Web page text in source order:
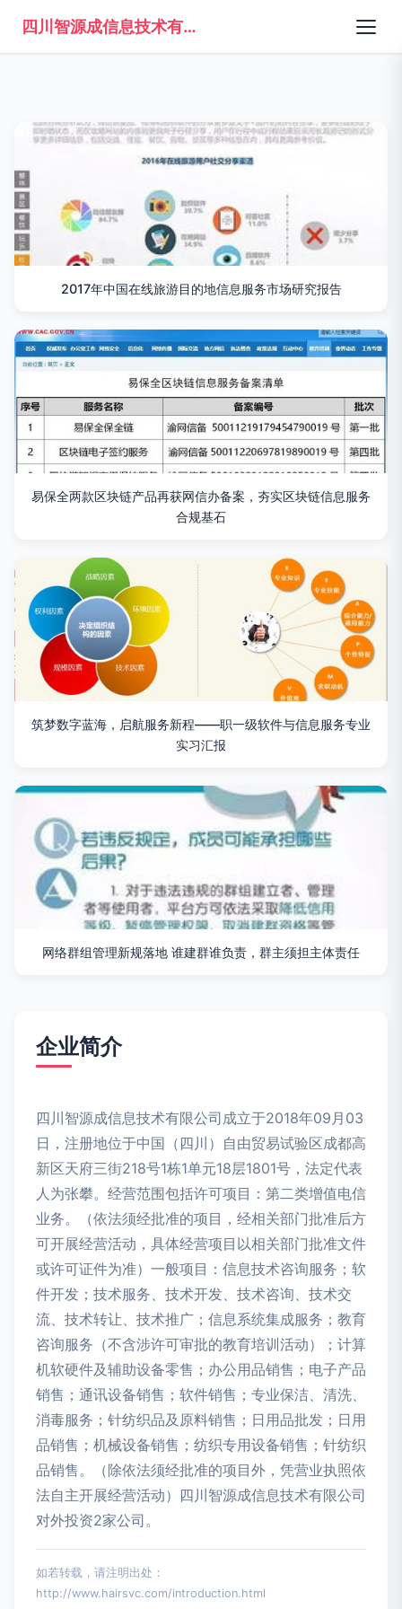
四川智源成信息技术有限公司
2017年中国在线旅游目的地信息服务市场研究报告
易保全两款区块链产品再获网信办备案，夯实区块链信息服务
合规基石
筑梦数字蓝海，启航服务新程——职一级软件与信息服务专业
实习汇报
网络群组管理新规落地 谁建群谁负责，群主须担主体责任
企业简介
四川智源成信息技术有限公司成立于2018年09月03
日，注册地位于中国（四川）自由贸易试验区成都高
新区天府三街218号1栋1单元18层1801号，法定代表
人为张攀。经营范围包括许可项目：第二类增值电信
业务。（依法须经批准的项目，经相关部门批准后方
可开展经营活动，具体经营项目以相关部门批准文件
或许可证件为准）一般项目：信息技术咨询服务；软
件开发；技术服务、技术开发、技术咨询、技术交
流、技术转让、技术推广；信息系统集成服务；教育
咨询服务（不含涉许可审批的教育培训活动）；计算
机软硬件及辅助设备零售；办公用品销售；电子产品
销售；通讯设备销售；软件销售；专业保洁、清洗、
消毒服务；针纺织品及原料销售；日用品批发；日用
品销售；机械设备销售；纺织专用设备销售；针纺织
品销售。（除依法须经批准的项目外，凭营业执照依
法自主开展经营活动）四川智源成信息技术有限公司
对外投资2家公司。
如若转载，请注明出处：
http://www.hairsvc.com/introduction.html